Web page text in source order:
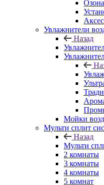
Увлажнители
Назад
Мойки
Мульти сплит
Назад
Мульти
2 комнаты
3 комнаты
4 комнаты
5 комнат